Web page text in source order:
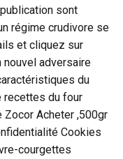
sont
régime crudivore se
et cliquez sur
nouvel adversaire
du
recettes du four
Acheter ,500gr
Cookies
courgettes